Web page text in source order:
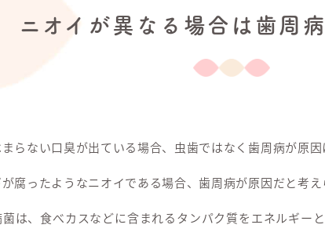
ニオイが異なる場合は歯周
らない口臭が出ている場合、虫歯ではなく歯周病が原因
腐ったようなニオイである場合、歯周病が原因だと考え
は、食べカスなどに含まれるタンパク質をエネルギー